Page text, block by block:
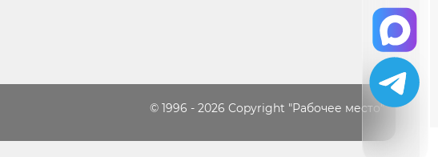
© 1996 - 2026 Copyright "Рабочее место"